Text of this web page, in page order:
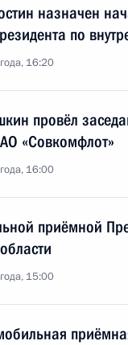
назначен
по
16:20
провёл
«Совкомфлот»
16:00
приёмной
15:00